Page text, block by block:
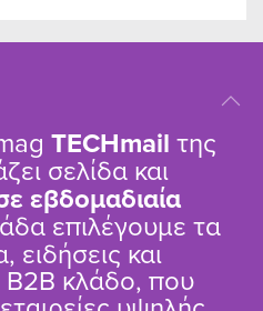
TΕCHmail της
σελίδα και
εβδομαδιαία
επιλέγουμε τα
ειδήσεις και
κλάδο, που